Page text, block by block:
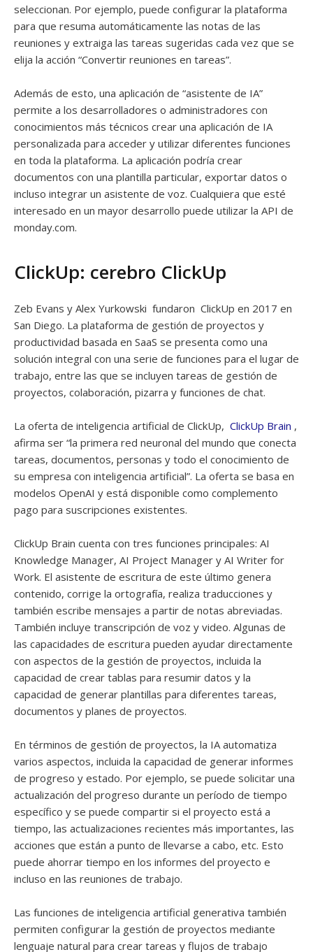
seleccionan. Por ejemplo, puede configurar la plataforma
para que resuma automáticamente las notas de las
reuniones y extraiga las tareas sugeridas cada vez que se
elija la acción “Convertir reuniones en tareas”.
Además de esto, una aplicación de “asistente de IA”
permite a los desarrolladores o administradores con
conocimientos más técnicos crear una aplicación de IA
personalizada para acceder y utilizar diferentes funciones
en toda la plataforma. La aplicación podría crear
documentos con una plantilla particular, exportar datos o
incluso integrar un asistente de voz. Cualquiera que esté
interesado en un mayor desarrollo puede utilizar la API de
monday.com.
ClickUp: cerebro ClickUp
Zeb Evans y Alex Yurkowski fundaron ClickUp en 2017 en
San Diego. La plataforma de gestión de proyectos y
productividad basada en SaaS se presenta como una
solución integral con una serie de funciones para el lugar de
trabajo, entre las que se incluyen tareas de gestión de
proyectos, colaboración, pizarra y funciones de chat.
La oferta de inteligencia artificial de ClickUp, ClickUp Brain ,
afirma ser “la primera red neuronal del mundo que conecta
tareas, documentos, personas y todo el conocimiento de
su empresa con inteligencia artificial”. La oferta se basa en
modelos OpenAI y está disponible como complemento
pago para suscripciones existentes.
ClickUp Brain cuenta con tres funciones principales: AI
Knowledge Manager, AI Project Manager y AI Writer for
Work. El asistente de escritura de este último genera
contenido, corrige la ortografía, realiza traducciones y
también escribe mensajes a partir de notas abreviadas.
También incluye transcripción de voz y video. Algunas de
las capacidades de escritura pueden ayudar directamente
con aspectos de la gestión de proyectos, incluida la
capacidad de crear tablas para resumir datos y la
capacidad de generar plantillas para diferentes tareas,
documentos y planes de proyectos.
En términos de gestión de proyectos, la IA automatiza
varios aspectos, incluida la capacidad de generar informes
de progreso y estado. Por ejemplo, se puede solicitar una
actualización del progreso durante un período de tiempo
específico y se puede compartir si el proyecto está a
tiempo, las actualizaciones recientes más importantes, las
acciones que están a punto de llevarse a cabo, etc. Esto
puede ahorrar tiempo en los informes del proyecto e
incluso en las reuniones de trabajo.
Las funciones de inteligencia artificial generativa también
permiten configurar la gestión de proyectos mediante
lenguaje natural para crear tareas y flujos de trabajo